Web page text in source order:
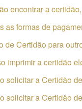
encontrar a
as formas de
de Certidão para
imprimir a certidão
solicitar a Certidão
solicitar a Certidão